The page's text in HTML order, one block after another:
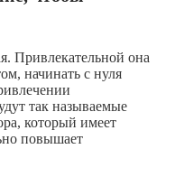
Привлекательной она
начинать с нуля
так называемые
который имеет
повышает